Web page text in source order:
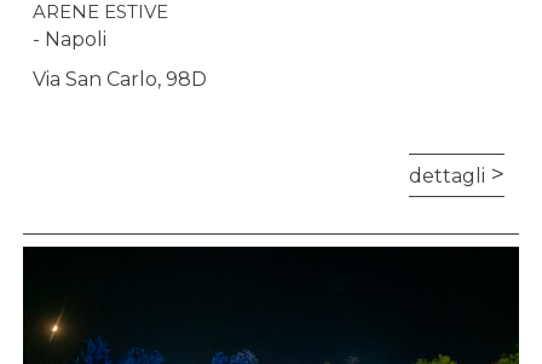
ARENE ESTIVE
- Napoli
Via San Carlo, 98D
dettagli